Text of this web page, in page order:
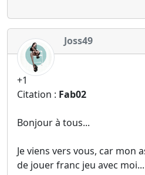
Joss49
+1
Citation : Fab02
Bonjour à tous...
Je viens vers vous, car mon
de jouer franc jeu avec